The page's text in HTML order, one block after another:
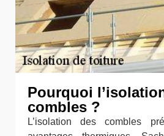
Pourquoi
combles ?
L’isolation des combles